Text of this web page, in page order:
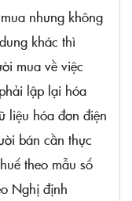
nhưng không
khác thì
mua về việc
lập lại hóa
liệu hóa đơn điện
bán cần thực
theo mẫu số
Nghị định